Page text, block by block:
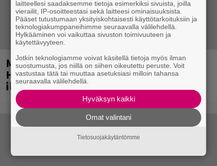
Mainio ohjelmatoimisto juhlii
Helsingissä 10-vuotista taivaltaan –
ilmaistapahtumassa loistoesiintyjät
laitteellesi saadaksemme tietoja esimerkiksi sivuista, joilla
vierailit, IP-osoitteestasi sekä laitteesi ominaisuuksista.
Pääset tutustumaan yksityiskohtaisesti käyttötarkoituksiin ja
teknologiakumppaneihimme seuraavalla välilehdellä.
Hylkääminen voi vaikuttaa sivuston toimivuuteen ja
käytettävyyteen.
Jotkin teknologiamme voivat käsitellä tietoja myös ilman
suostumusta, jos niillä on siihen oikeutettu peruste. Voit
vastustaa tätä tai muuttaa asetuksiasi milloin tahansa
seuraavalla välilehdellä.
Hyväksyn kaikki
Omat valintani
Tietosuojakäytäntömme